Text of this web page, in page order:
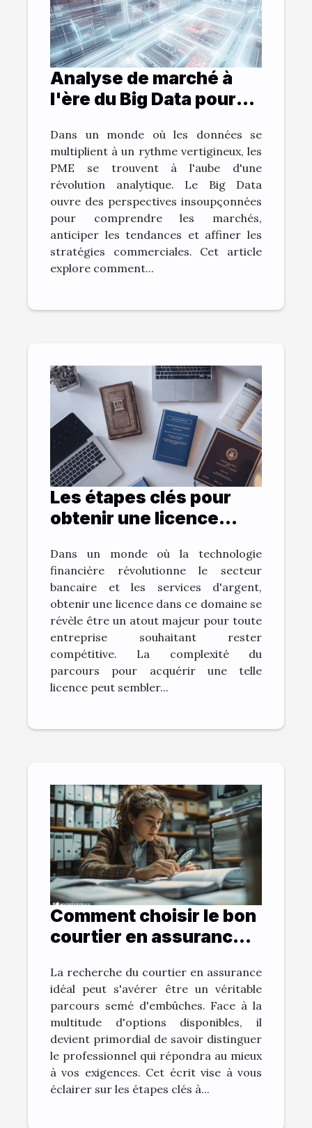
Analyse de marché à
l'ère du Big Data pour
Dans un monde où les données se
multiplient à un rythme vertigineux, les
PME se trouvent à l'aube d'une
révolution analytique. Le Big Data
ouvre des perspectives insoupçonnées
pour comprendre les marchés,
anticiper les tendances et affiner les
stratégies commerciales. Cet article
explore comment...
Les étapes clés pour
obtenir une licence
financières
Dans un monde où la technologie
financière révolutionne le secteur
bancaire et les services d'argent,
obtenir une licence dans ce domaine se
révèle être un atout majeur pour toute
entreprise souhaitant rester
compétitive. La complexité du
parcours pour acquérir une telle
licence peut sembler...
Comment choisir le bon
courtier en assurance
La recherche du courtier en assurance
idéal peut s'avérer être un véritable
parcours semé d'embûches. Face à la
multitude d'options disponibles, il
devient primordial de savoir distinguer
le professionnel qui répondra au mieux
à vos exigences. Cet écrit vise à vous
éclairer sur les étapes clés à...